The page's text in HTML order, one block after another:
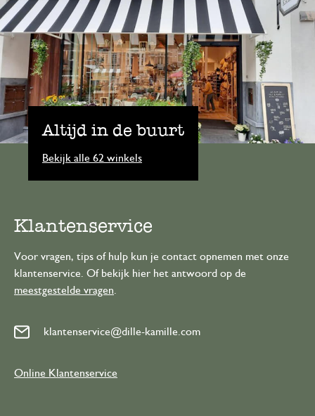
Altijd in de buurt
Bekijk alle 62 winkels
Klantenservice
Voor vragen, tips of hulp kun je contact opnemen met onze
klantenservice. Of bekijk hier het antwoord op de
meestgestelde vragen
klantenservice@dille-kamille.com
Online Klantenservice